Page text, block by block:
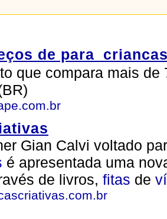
de
que compara mais
Gian Calvi voltado
é apresentada uma
de livros, fitas de